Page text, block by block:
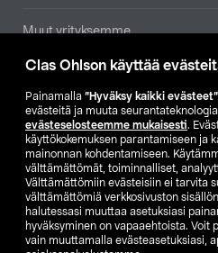
Clas Ohlson käyttää
Painamalla ”Hyväksy kaikki evästeet”
evästeitä ja muuta
evästeselosteemme mukaisesti.
käyttökokemuksen parantamiseen ja
mainonnan kohdentamiseen.
välttämättömät, toiminnalliset,
Välttämättömiin evästeisiin ei tarvita
välttämättömiä verkkosivuston
halutessasi muuttaa asetuksiasi
hyväksyminen on vapaaehtoista. Voit
vain muuttamalla evästeasetuksiasi,
Muut yrityksemme
Etsi
SE NO
FI